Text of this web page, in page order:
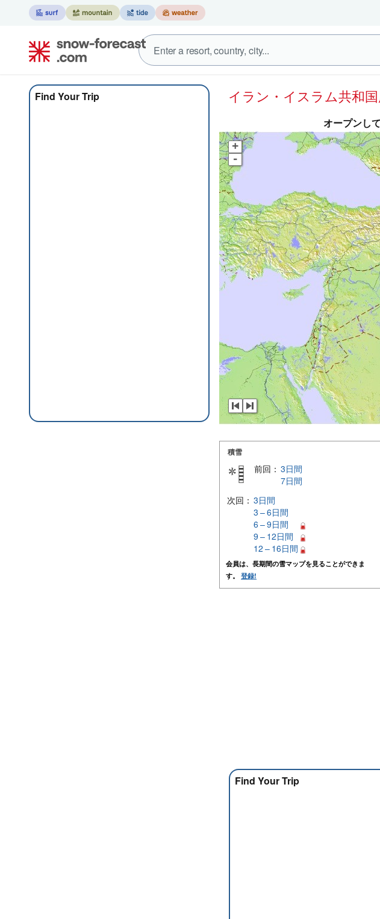
Find Your Trip イラン・イスラム共和
オープンし
+
-
積雪
前回： 3日間
7日間
次回： 3日間
3 – 6日間
6 – 9日間
9 – 12日間
12 – 16日間
会員は、長期間の雪マップを見ることができま
す。 登録!
Find Your Trip